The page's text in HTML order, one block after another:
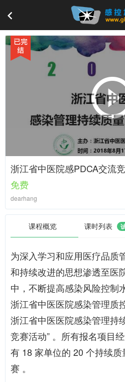
浙江省中医院感PDCA交流
免费
dearhang
课程概览 课时列表
为深入学习和应用医疗品质
和持续改进的思想渗透至医
中，不断提高感染风险控制
浙江省中医医院感染管理质
浙江省中医医院感染管理持
竞赛活动” 。所有报名项目
有 18 家单位的 20 个持续
赛 。